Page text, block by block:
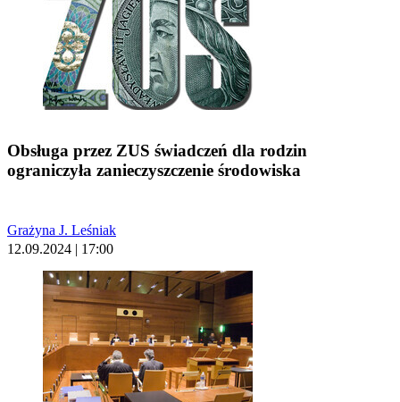
Obsługa przez ZUS świadczeń dla rodzin
ograniczyła zanieczyszczenie środowiska
Grażyna J. Leśniak
12.09.2024 | 17:00